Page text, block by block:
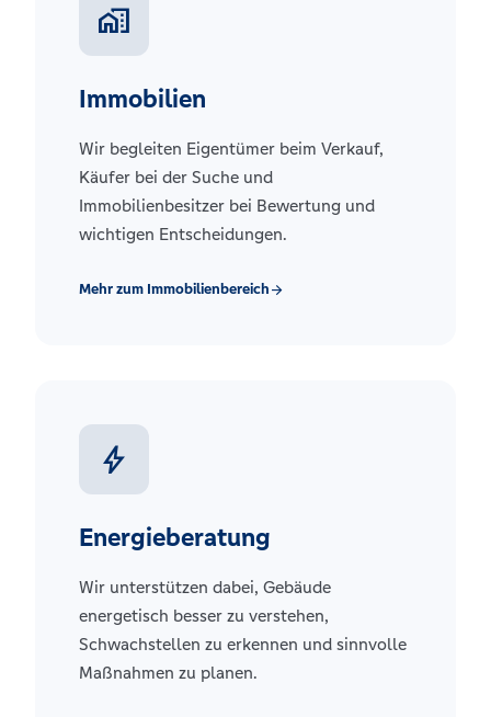
home_work
Immobilien
Wir begleiten Eigentümer beim Verkauf,
Käufer bei der Suche und
Immobilienbesitzer bei Bewertung und
wichtigen Entscheidungen.
Mehr zum Immobilienbereicharrow_forward
bolt
Energieberatung
Wir unterstützen dabei, Gebäude
energetisch besser zu verstehen,
Schwachstellen zu erkennen und sinnvolle
Maßnahmen zu planen.